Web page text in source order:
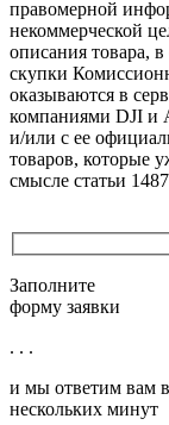
правомерной
некоммерческой
описания товара,
скупки
оказываются в
компаниями DJI и
и/или с ее
товаров, которые
смысле статьи
Заполните
форму заявки
. . .
и мы ответим вам
нескольких минут